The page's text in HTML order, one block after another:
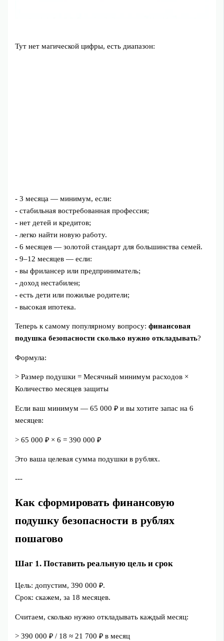
Тут нет магической цифры, есть диапазон:
- 3 месяца — минимум, если:
- стабильная востребованная профессия;
- нет детей и кредитов;
- легко найти новую работу.
- 6 месяцев — золотой стандарт для большинства семей.
- 9–12 месяцев — если:
- вы фрилансер или предприниматель;
- доход нестабилен;
- есть дети или пожилые родители;
- высокая ипотека.
Теперь к самому популярному вопросу:финансовая
подушка безопасности сколько нужно откладывать?
Формула:
> Размер подушки = Месячный минимум расходов ×
Количество месяцев защиты
Если ваш минимум — 65 000 ₽ и вы хотите запас на 6
месяцев:
> 65 000 ₽ × 6 = 390 000 ₽
Это ваша целевая сумма подушки в рублях.
---
Как сформировать финансовую
подушку безопасности в рублях
пошагово
Шаг 1. Поставить реальную цель и срок
Цель: допустим, 390 000 ₽.
Срок: скажем, за 18 месяцев.
Считаем, сколько нужно откладывать каждый месяц:
> 390 000 ₽ / 18 ≈ 21 700 ₽ в месяц